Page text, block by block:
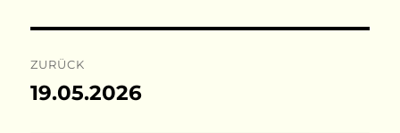
ZURÜCK
Vorheriger
19.05.2026